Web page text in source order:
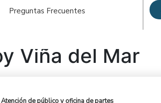
Preguntas Frecuentes
Viña del Mar
Atención de público y oficina de partes